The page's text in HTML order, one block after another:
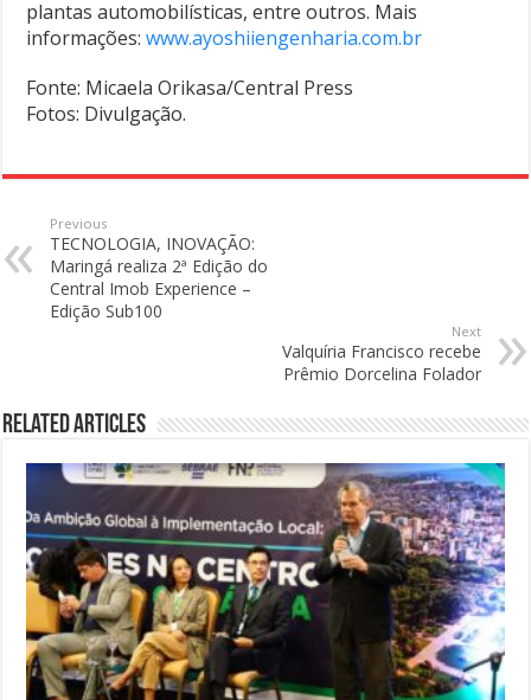
plantas automobilísticas, entre outros. Mais
informações:www.ayoshiiengenharia.com.br
Fonte: Micaela Orikasa/Central Press
Fotos: Divulgação.
Previous
TECNOLOGIA, INOVAÇÃO:
Maringá realiza 2ª Edição do
Central Imob Experience –
Edição Sub100
Next
Valquíria Francisco recebe
Prêmio Dorcelina Folador
Related Articles